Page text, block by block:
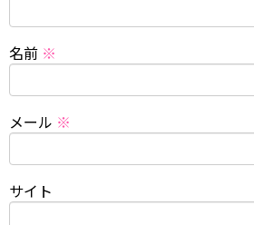
名前 ※
メール ※
サイト